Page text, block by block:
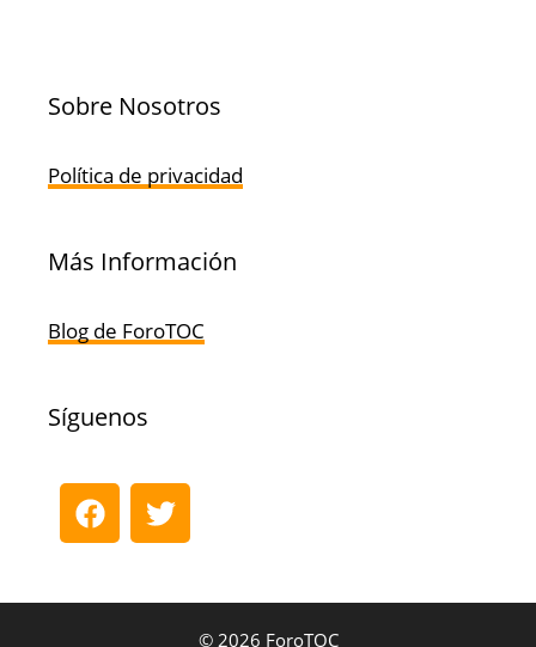
Sobre Nosotros
Política de privacidad
Más Información
Blog de ForoTOC
Síguenos
© 2026 ForoTOC